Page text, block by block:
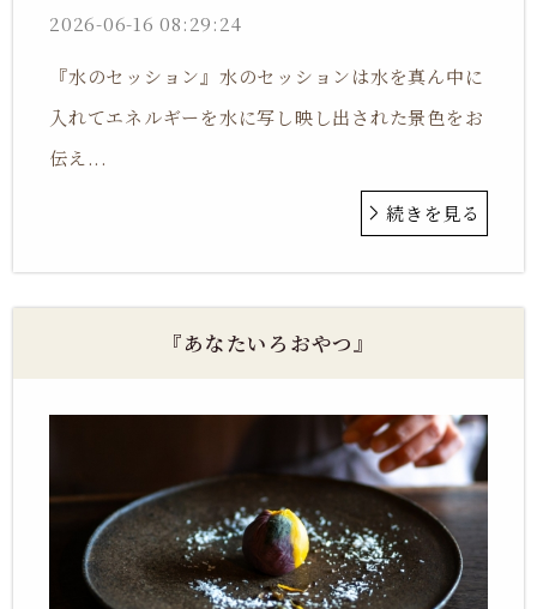
2026-06-16 08:29:24
『水のセッション』水のセッションは水を真ん中に
入れてエネルギーを水に写し映し出された景色をお
伝え...
続きを見る
『あなたいろおやつ』